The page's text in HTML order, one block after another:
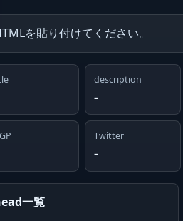
を貼り付けてください。
description
-
Twitter
-
一覧